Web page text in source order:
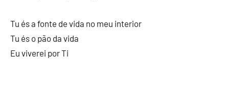
Tu és a fonte de vida no meu interior
Tu és o pão da vida
Eu viverei por Ti